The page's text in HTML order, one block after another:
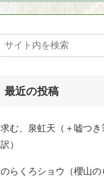
最近の投稿
求む、泉虹天（＋嘘つき
訳）
のらくろショウ（櫻山の